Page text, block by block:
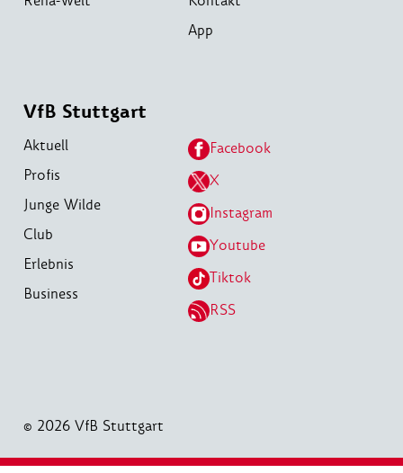
App
VfB Stuttgart
Aktuell
Profis
Junge Wilde
Club
Erlebnis
Business
Facebook
X
Instagram
Youtube
Tiktok
RSS
© 2026 VfB Stuttgart